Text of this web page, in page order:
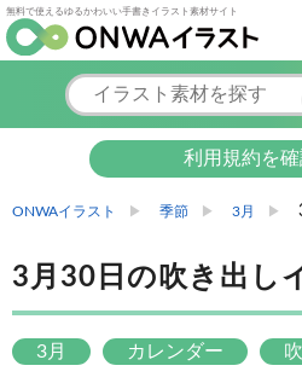
無料で使えるゆるかわいい手書きイラスト素材サイト
利用規約を
ONWAイラスト 季節 3月
3月30日の吹き出し
3月 カレンダー